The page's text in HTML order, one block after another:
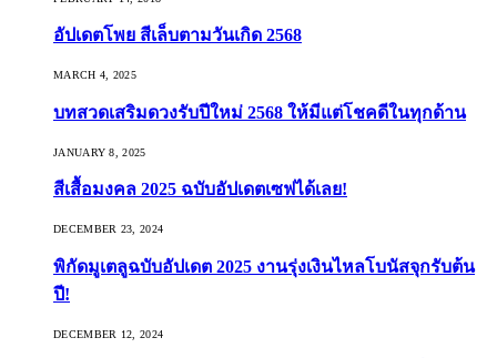
อัปเดตโพย สีเล็บตามวันเกิด 2568
MARCH 4, 2025
บทสวดเสริมดวงรับปีใหม่ 2568 ให้มีแต่โชคดีในทุกด้าน
JANUARY 8, 2025
สีเสื้อมงคล 2025 ฉบับอัปเดตเซฟได้เลย!
DECEMBER 23, 2024
พิกัดมูเตลูฉบับอัปเดต 2025 งานรุ่งเงินไหลโบนัสจุกรับต้น
ปี!
DECEMBER 12, 2024